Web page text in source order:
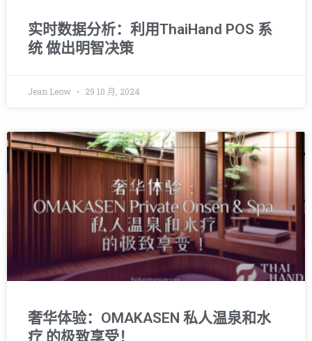
实时数据分析：利用ThaiHand POS 系
统 做出明智决策
Jean Leow 29 10 月, 2024
奢华体验：OMAKASEN 私人温泉和水
疗 的极致享受！